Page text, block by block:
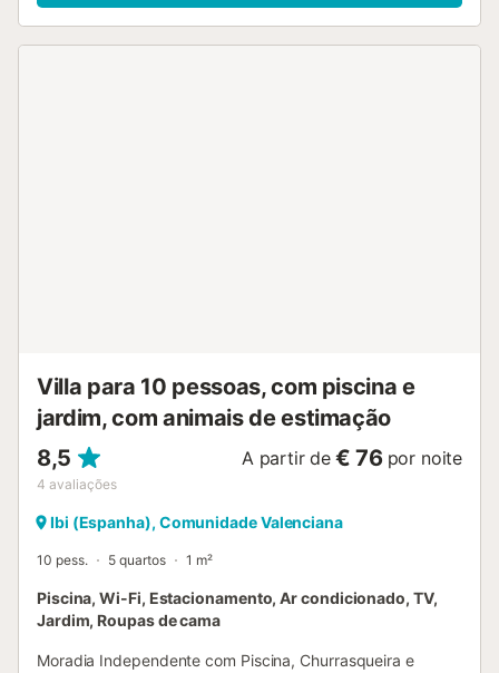
disponíveis 2 cadeiras altas e 2 berços de bebé. Este
Villa para 10 pessoas, com piscina e
jardim, com animais de estimação
8,5
4 avaliações
A partir de € 76 por noite
Ibi (Espanha), Comunidade Valenciana
10 pess. 5 quartos 1 m²
Piscina, Wi-Fi, Estacionamento, Ar condicionado, TV,
Jardim, Roupas de cama
Moradia Independente com Piscina, Churrasqueira e